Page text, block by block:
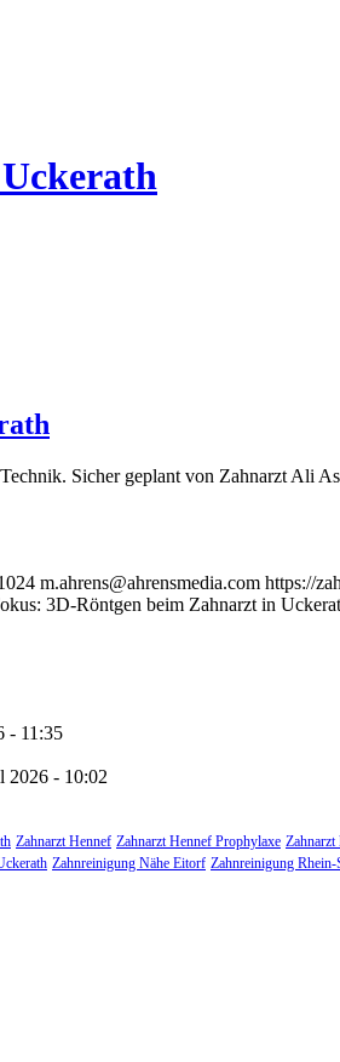
Sicher geplant von Zahnarzt Ali
m.ahrens@ahrensmedia.com https://
3D-Röntgen beim Zahnarzt in
- 11:35
2026 - 10:02
Zahnarzt Hennef Zahnarzt Hennef Prophylaxe Zahnarzt
Zahnreinigung Nähe Eitorf Zahnreinigung